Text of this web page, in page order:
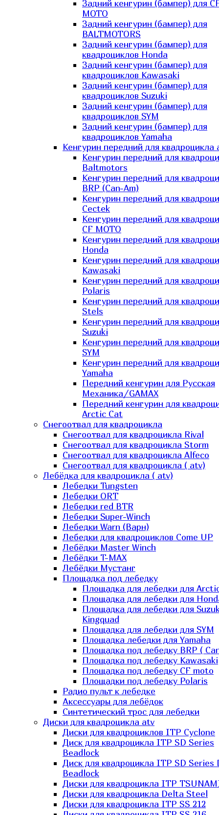
Задний кенгурин (бампер) для
MOTO
Задний кенгурин (бампер) для
BALTMOTORS
Задний кенгурин (бампер) для
квадроциклов Honda
Задний кенгурин (бампер) для
квадроциклов Kawasaki
Задний кенгурин (бампер) для
квадроциклов Suzuki
Задний кенгурин (бампер) для
квадроциклов SYM
Задний кенгурин (бампер) для
квадроциклов Yamaha
Кенгурин передний для квадроцикла
Кенгурин передний для
Baltmotors
Кенгурин передний для
BRP (Can-Am)
Кенгурин передний для
Cectek
Кенгурин передний для
CF MOTO
Кенгурин передний для
Honda
Кенгурин передний для
Kawasaki
Кенгурин передний для
Polaris
Кенгурин передний для
Stels
Кенгурин передний для
Suzuki
Кенгурин передний для
SYM
Кенгурин передний для
Yamaha
Передний кенгурин для Русская
Механика/GAMAX
Передний кенгурин для
Arctic Cat
Снегоотвал для квадроцикла
Снегоотвал для квадроцикла Rival
Снегоотвал для квадроцикла Storm
Снегоотвал для квадроцикла Alfeco
Снегоотвал для квадроцикла ( atv)
Лебёдка для квадроцикла ( atv)
Лебедки Tungsten
Лебедки ORT
Лебедки red BTR
Лебедки Super-Winch
Лебедки Warn (Варн)
Лебедки для квадроциклов Come UP
Лебёдки Master Winch
Лебёдки T-MAX
Лебёдки Мустанг
Площадка под лебедку
Площадка для лебедки для
Площадка для лебедки для
Площадка для лебедки для
Kingquad
Площадка для лебедки для SYM
Площадка лебедки для Yamaha
Площадка под лебедку BRP (
Площадка под лебедку Kawasaki
Площадка под лебедку СF moto
Площадки под лебедку Polaris
Радио пульт к лебедке
Аксессуары для лебёдок
Синтетический трос для лебедки
Диски для квадроцикла atv
Диски для квадроциклов ITP Cyclone
Диск для квадроцикла ITP SD Series
Beadlock
Диск для квадроцикла ITP SD Series
Beadlock
Диски для квадроцикла ITP
Диски для квадроцикла Delta Steel
Диски для квадроцикла ITP SS 212